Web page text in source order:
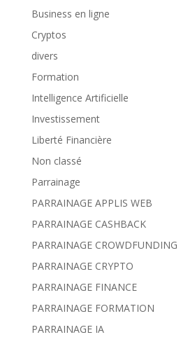
Business en ligne
Cryptos
divers
Formation
Intelligence Artificielle
Investissement
Liberté Financière
Non classé
Parrainage
PARRAINAGE APPLIS WEB
PARRAINAGE CASHBACK
PARRAINAGE CROWDFUNDING
PARRAINAGE CRYPTO
PARRAINAGE FINANCE
PARRAINAGE FORMATION
PARRAINAGE IA